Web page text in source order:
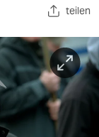
teilen